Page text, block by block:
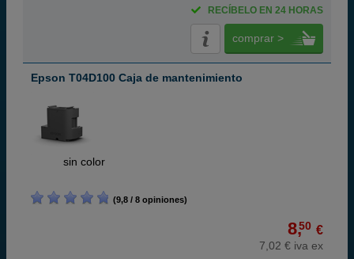
RECÍBELO EN 24 HORAS
comprar >
Epson T04D100 Caja de mantenimiento
sin color
(9,8 / 8 opiniones)
8,50 €
7,02 € iva ex